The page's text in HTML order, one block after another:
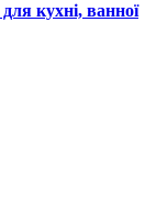
кухні, ванної